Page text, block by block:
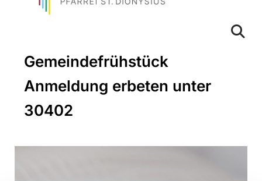
Gemeindefrühstück
Anmeldung erbeten unter
30402